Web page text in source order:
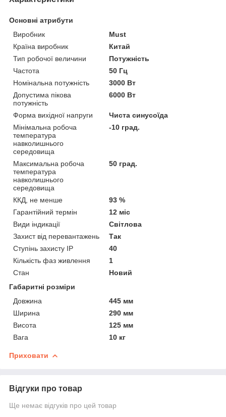
Основні атрибути
Виробник
Must
Країна виробник
Китай
Тип робочої величини
Потужність
Частота
50 Гц
Номінальна потужність
3000 Вт
Допустима пікова
потужність
6000 Вт
Форма вихідної напруги
Чиста синусоїда
Мінімальна робоча
температура
навколишнього
середовища
-10 град.
Максимальна робоча
температура
навколишнього
середовища
50 град.
ККД, не менше
93 %
Гарантійний термін
12 міс
Види індикації
Світлова
Захист від перевантажень
Так
Ступінь захисту IP
40
Кількість фаз живлення
1
Стан
Новий
Габаритні розміри
Довжина
445 мм
Ширина
290 мм
Висота
125 мм
Вага
10 кг
Приховати
Відгуки про товар
Ще немає відгуків про цей товар